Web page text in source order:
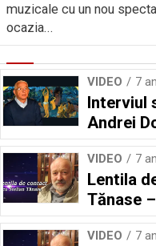
muzicale cu un nou
ocazia...
VIDEO 7
Interviul
Andrei
VIDEO 7
Lentila
Tănase
VIDEO 7